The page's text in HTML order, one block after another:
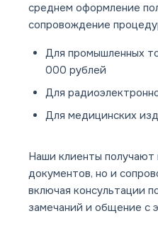
среднем оформление
сопровождение
Для промышленных
000 рублей
Для
Для медицинских
Наши клиенты получают
документов, но и
включая консультации
замечаний и общение с